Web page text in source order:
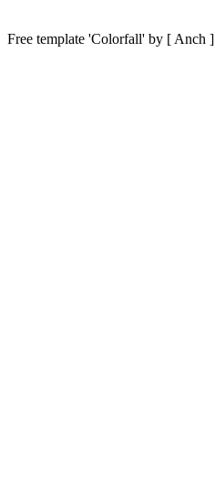
Free template 'Colorfall' by [ Anch ]